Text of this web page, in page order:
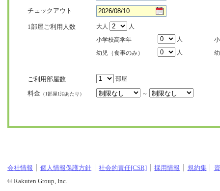
チェックアウト
1部屋ご利用人数 大人
人
小学校高学年
人
幼児（食事のみ）
人
ご利用部屋数 部屋
料金 （1部屋1泊あたり） ～
会社情報 個人情報保護方針 社会的責任[CSR] 採用情報 規約集
© Rakuten Group, Inc.